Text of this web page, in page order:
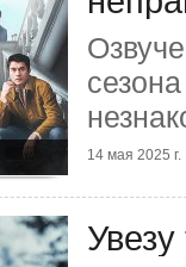
14 мая 2025 г.